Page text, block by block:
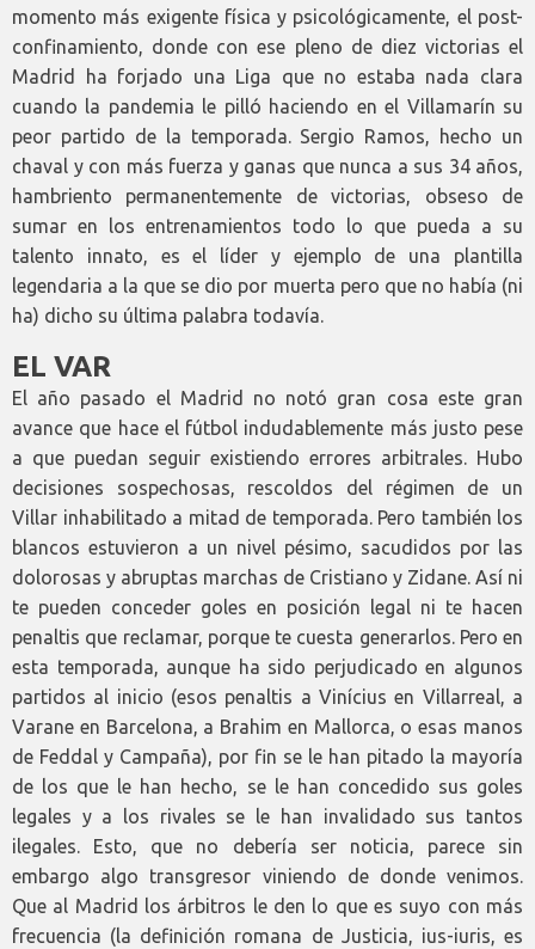
momento más exigente física y psicológicamente, el post-
confinamiento, donde con ese pleno de diez victorias el
Madrid ha forjado una Liga que no estaba nada clara
cuando la pandemia le pilló haciendo en el Villamarín su
peor partido de la temporada. Sergio Ramos, hecho un
chaval y con más fuerza y ganas que nunca a sus 34 años,
hambriento permanentemente de victorias, obseso de
sumar en los entrenamientos todo lo que pueda a su
talento innato, es el líder y ejemplo de una plantilla
legendaria a la que se dio por muerta pero que no había (ni
ha) dicho su última palabra todavía.
EL VAR
El año pasado el Madrid no notó gran cosa este gran
avance que hace el fútbol indudablemente más justo pese
a que puedan seguir existiendo errores arbitrales. Hubo
decisiones sospechosas, rescoldos del régimen de un
Villar inhabilitado a mitad de temporada. Pero también los
blancos estuvieron a un nivel pésimo, sacudidos por las
dolorosas y abruptas marchas de Cristiano y Zidane. Así ni
te pueden conceder goles en posición legal ni te hacen
penaltis que reclamar, porque te cuesta generarlos. Pero en
esta temporada, aunque ha sido perjudicado en algunos
partidos al inicio (esos penaltis a Vinícius en Villarreal, a
Varane en Barcelona, a Brahim en Mallorca, o esas manos
de Feddal y Campaña), por fin se le han pitado la mayoría
de los que le han hecho, se le han concedido sus goles
legales y a los rivales se le han invalidado sus tantos
ilegales. Esto, que no debería ser noticia, parece sin
embargo algo transgresor viniendo de donde venimos.
Que al Madrid los árbitros le den lo que es suyo con más
frecuencia (la definición romana de Justicia, ius-iuris, es